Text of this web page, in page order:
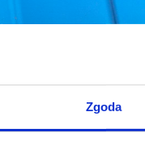
Zgoda